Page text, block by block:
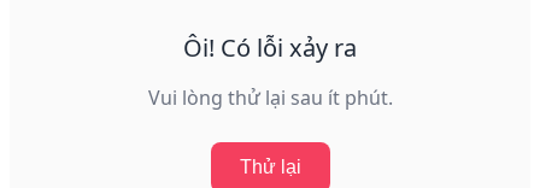
Ôi! Có lỗi xảy ra
Vui lòng thử lại sau ít phút.
Thử lại